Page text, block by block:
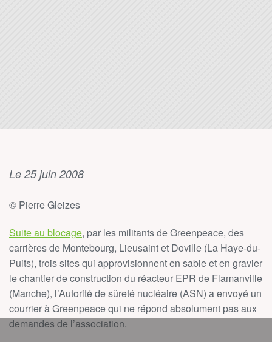
Le 25 juin 2008
© Pierre Gleizes
Suite au blocage, par les militants de Greenpeace, des
carrières de Montebourg, Lieusaint et Doville (La Haye-du-
Puits), trois sites qui approvisionnent en sable et en gravier
le chantier de construction du réacteur EPR de Flamanville
(Manche), l’Autorité de sûreté nucléaire (ASN) a envoyé un
courrier à Greenpeace qui ne répond absolument pas aux
demandes de l’association.